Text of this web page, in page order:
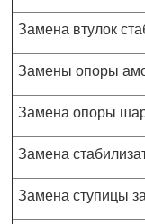
Замена втулок
Замены опоры
Замена опоры
Замена
Замена ступицы